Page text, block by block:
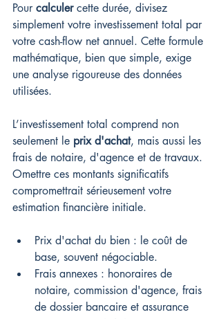
Pour calculer cette durée, divisez
simplement votre investissement total par
votre cash-flow net annuel. Cette formule
mathématique, bien que simple, exige
une analyse rigoureuse des données
utilisées.
L’investissement total comprend non
seulement le prix d'achat, mais aussi les
frais de notaire, d'agence et de travaux.
Omettre ces montants significatifs
compromettrait sérieusement votre
estimation financière initiale.
Prix d'achat du bien : le coût de
base, souvent négociable.
Frais annexes : honoraires de
notaire, commission d'agence, frais
de dossier bancaire et assurance